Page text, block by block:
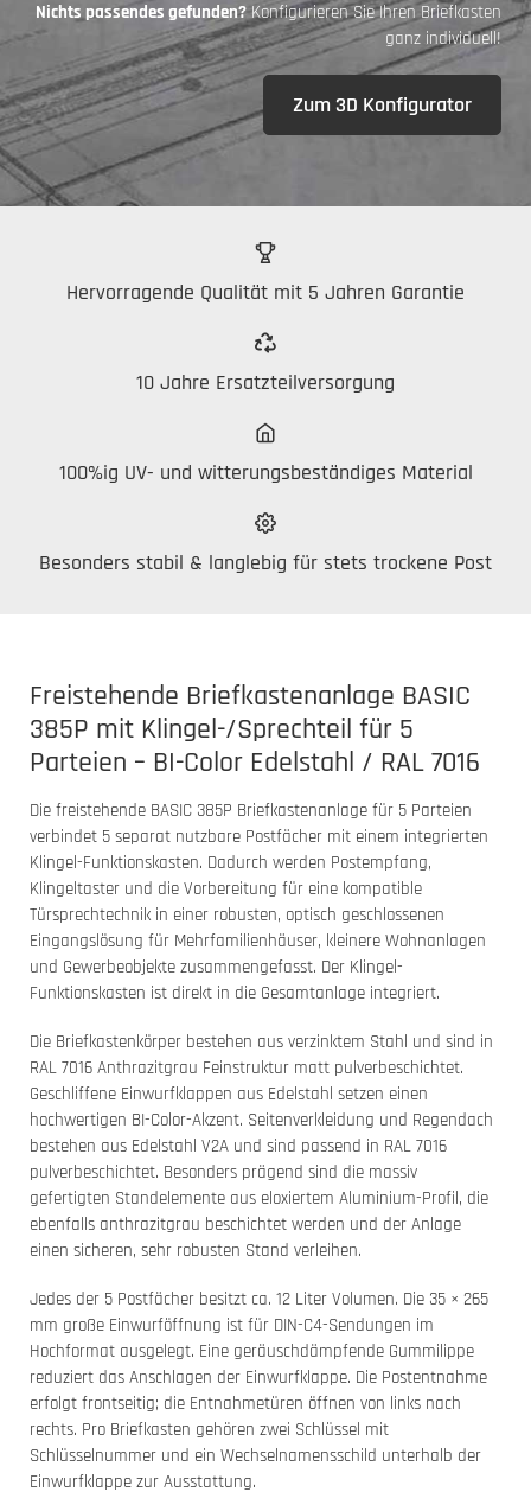
Nichts passendes gefunden?Konfigurieren Sie Ihren Briefkasten
ganz individuell!
Zum 3D Konfigurator
Hervorragende Qualität mit 5 Jahren Garantie
10 Jahre Ersatzteilversorgung
100%ig UV- und witterungsbeständiges Material
Besonders stabil & langlebig für stets trockene Post
Freistehende Briefkastenanlage BASIC
385P mit Klingel-/Sprechteil für 5
Parteien – BI-Color Edelstahl / RAL 7016
Die freistehende BASIC 385P Briefkastenanlage für 5 Parteien
verbindet 5 separat nutzbare Postfächer mit einem integrierten
Klingel-Funktionskasten. Dadurch werden Postempfang,
Klingeltaster und die Vorbereitung für eine kompatible
Türsprechtechnik in einer robusten, optisch geschlossenen
Eingangslösung für Mehrfamilienhäuser, kleinere Wohnanlagen
und Gewerbeobjekte zusammengefasst. Der Klingel-
Funktionskasten ist direkt in die Gesamtanlage integriert.
Die Briefkastenkörper bestehen aus verzinktem Stahl und sind in
RAL 7016 Anthrazitgrau Feinstruktur matt pulverbeschichtet.
Geschliffene Einwurfklappen aus Edelstahl setzen einen
hochwertigen BI-Color-Akzent. Seitenverkleidung und Regendach
bestehen aus Edelstahl V2A und sind passend in RAL 7016
pulverbeschichtet. Besonders prägend sind die massiv
gefertigten Standelemente aus eloxiertem Aluminium-Profil, die
ebenfalls anthrazitgrau beschichtet werden und der Anlage
einen sicheren, sehr robusten Stand verleihen.
Jedes der 5 Postfächer besitzt ca. 12 Liter Volumen. Die 35 × 265
mm große Einwurföffnung ist für DIN-C4-Sendungen im
Hochformat ausgelegt. Eine geräuschdämpfende Gummilippe
reduziert das Anschlagen der Einwurfklappe. Die Postentnahme
erfolgt frontseitig; die Entnahmetüren öffnen von links nach
rechts. Pro Briefkasten gehören zwei Schlüssel mit
Schlüsselnummer und ein Wechselnamensschild unterhalb der
Einwurfklappe zur Ausstattung.